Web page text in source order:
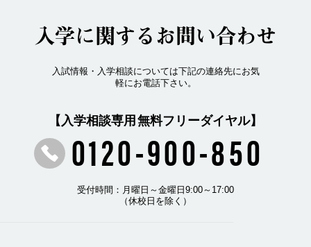
入学に関するお問い合わせ
入試情報・入学相談については下記の連絡先にお気
軽にお電話下さい。
0120-900-850
【入学相談専用 無料フリーダイヤル】
受付時間：月曜日～金曜日9:00～17:00
（休校日を除く）